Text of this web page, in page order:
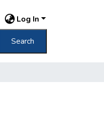
Log In
Search